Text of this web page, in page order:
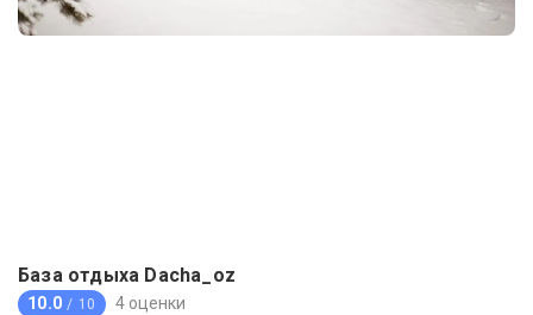
База отдыха Dacha_oz
10.0 / 10 4 оценки